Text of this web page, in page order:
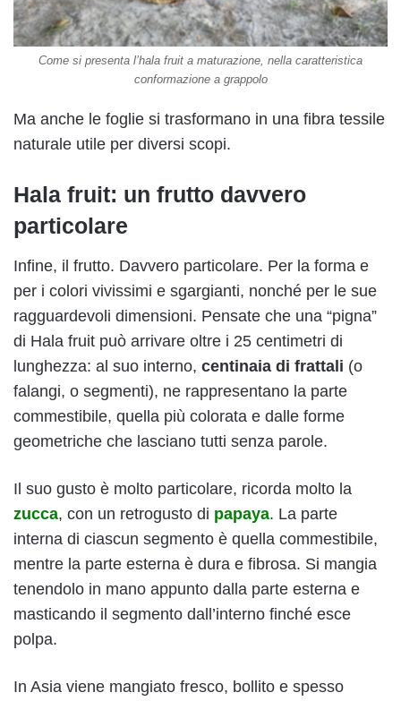
Come si presenta l’hala fruit a maturazione, nella caratteristica
conformazione a grappolo
Ma anche le foglie si trasformano in una fibra tessile
naturale utile per diversi scopi.
Hala fruit: un frutto davvero
particolare
Infine, il frutto. Davvero particolare. Per la forma e
per i colori vivissimi e sgargianti, nonché per le sue
ragguardevoli dimensioni. Pensate che una “pigna”
di Hala fruit può arrivare oltre i 25 centimetri di
lunghezza: al suo interno, centinaia di frattali (o
falangi, o segmenti), ne rappresentano la parte
commestibile, quella più colorata e dalle forme
geometriche che lasciano tutti senza parole.
Il suo gusto è molto particolare, ricorda molto la
zucca, con un retrogusto di papaya. La parte
interna di ciascun segmento è quella commestibile,
mentre la parte esterna è dura e fibrosa. Si mangia
tenendolo in mano appunto dalla parte esterna e
masticando il segmento dall’interno finché esce
polpa.
In Asia viene mangiato fresco, bollito e spesso